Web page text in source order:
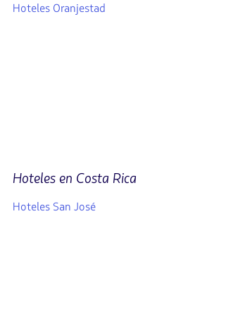
Hoteles Oranjestad
Hoteles en Costa Rica
Hoteles San José